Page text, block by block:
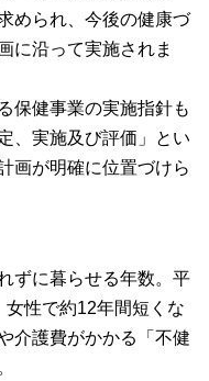
められ、今後の健康づ
に沿って実施されま
保健事業の実施指針も
、実施及び評価」とい
画が明確に位置づけら
ずに暮らせる年数。平
性で約12年間短くな
介護費がかかる「不健